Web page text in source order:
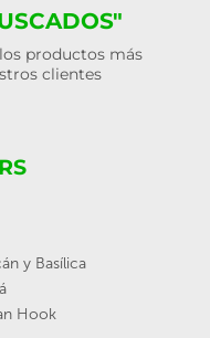
productos más
clientes
y Basílica
Hook